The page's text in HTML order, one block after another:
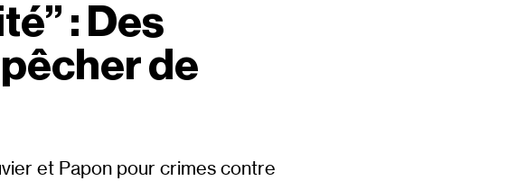
: Des
de
et Papon pour crimes contre